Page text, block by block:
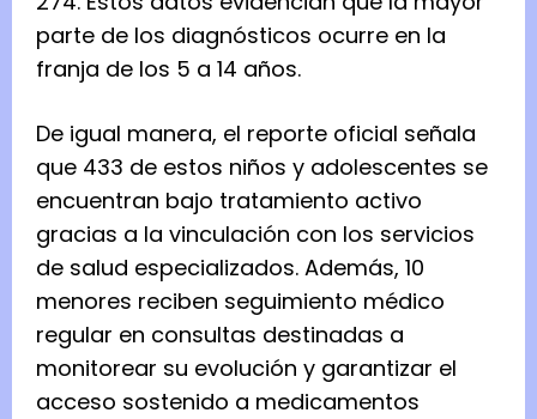
parte de los diagnósticos ocurre en la
franja de los 5 a 14 años.
De igual manera, el reporte oficial señala
que 433 de estos niños y adolescentes se
encuentran bajo tratamiento activo
gracias a la vinculación con los servicios
de salud especializados. Además, 10
menores reciben seguimiento médico
regular en consultas destinadas a
monitorear su evolución y garantizar el
acceso sostenido a medicamentos